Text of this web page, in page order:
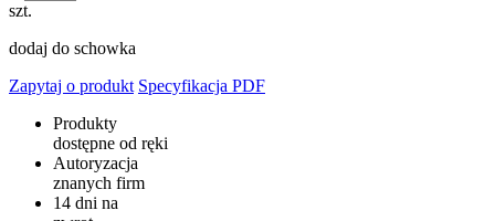
szt.
dodaj do schowka
Zapytaj o produkt Specyfikacja PDF
Produkty
dostępne od ręki
Autoryzacja
znanych firm
14 dni na